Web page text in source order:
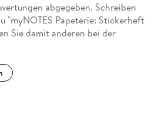
abgegeben. Schreiben
"myNOTES Papeterie: Stickerheft
Sie damit anderen bei der